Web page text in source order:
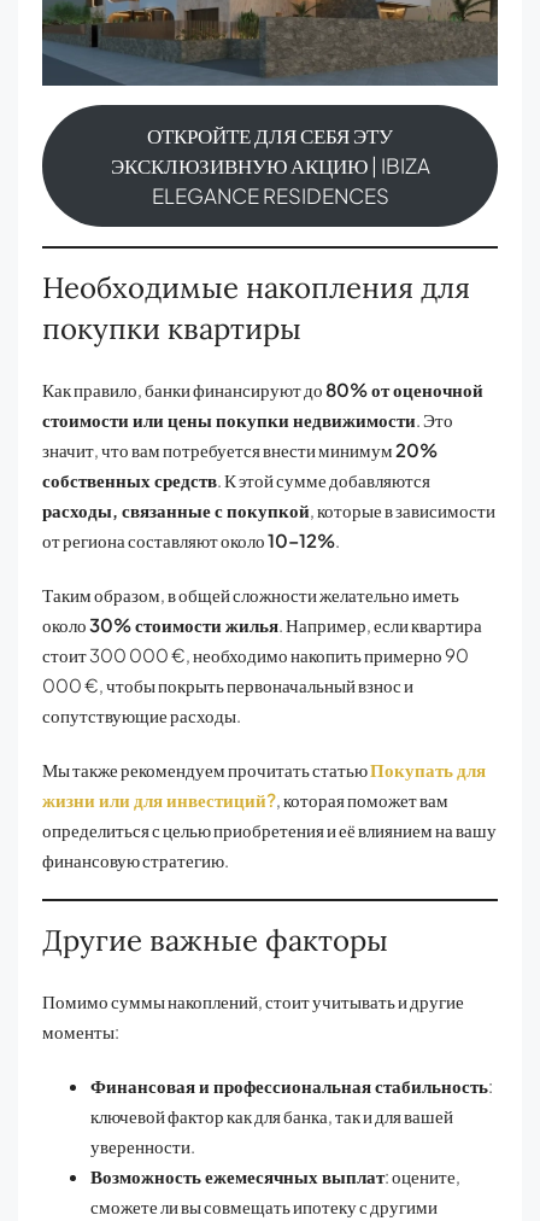
ОТКРОЙТЕ ДЛЯ СЕБЯ ЭТУ
ЭКСКЛЮЗИВНУЮ АКЦИЮ | IBIZA
ELEGANCE RESIDENCES
Необходимые накопления для
покупки квартиры
Как правило, банки финансируют до80% от оценочной
стоимости или цены покупки недвижимости. Это
значит, что вам потребуется внести минимум20%
собственных средств. К этой сумме добавляются
расходы, связанные с покупкой, которые в зависимости
от региона составляют около10–12%.
Таким образом, в общей сложности желательно иметь
около30% стоимости жилья. Например, если квартира
стоит 300 000 €, необходимо накопить примерно 90
000 €, чтобы покрыть первоначальный взнос и
сопутствующие расходы.
Мы также рекомендуем прочитать статьюПокупать для
жизни или для инвестиций?, которая поможет вам
определиться с целью приобретения и её влиянием на вашу
финансовую стратегию.
Другие важные факторы
Помимо суммы накоплений, стоит учитывать и другие
моменты:
Финансовая и профессиональная стабильность:
ключевой фактор как для банка, так и для вашей
уверенности.
Возможность ежемесячных выплат: оцените,
сможете ли вы совмещать ипотеку с другими